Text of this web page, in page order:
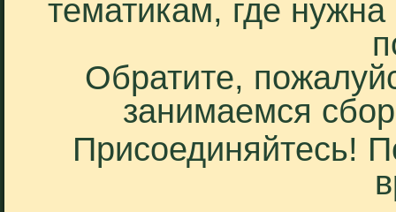
тематикам, где
Обратите,
занимаемся
Присоединяйтесь!